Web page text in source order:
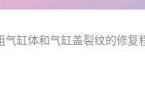
气缸体和气缸盖裂纹的修复